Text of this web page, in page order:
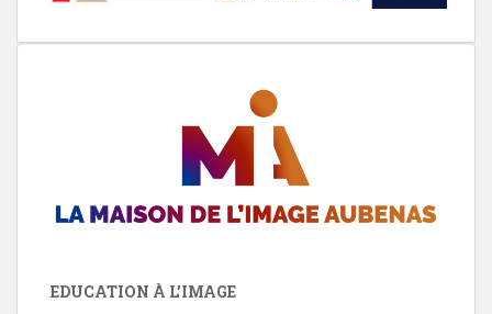
EDUCATION À L’IMAGE